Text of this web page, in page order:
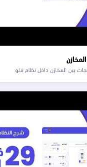
بين المخازن داخل نظام فلو